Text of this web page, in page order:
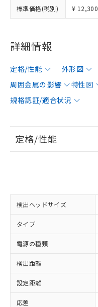
標準価格(税別) ¥ 12,300
詳細情報
定格/性能 外形図
周囲金属の影響
特性図
規格認証/適合状況
定格/性能
検出ヘッドサイズ
タイプ
電源の種類
検出距離
設定距離
応差